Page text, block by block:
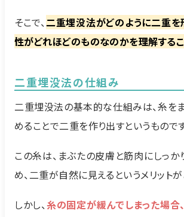
そこで、二重埋没法がどのように二重を
性がどれほどのものなのかを理解するこ
二重埋没法の仕組み
二重埋没法の基本的な仕組みは、糸を
めることで二重を作り出すというものです
この糸は、まぶたの皮膚と筋肉にしっ
め、二重が自然に見えるというメリットが
しかし、糸の固定が緩んでしまった場合